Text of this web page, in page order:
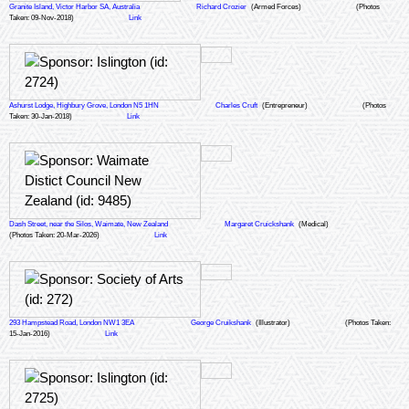
Granite Island, Victor Harbor SA, Australia Richard Crozier (Armed Forces)
(Photos
Taken: 09-Nov-2018)
Link
Ashurst Lodge, Highbury Grove, London N5 1HN Charles Cruft (Entrepreneur)
(Photos
Taken: 30-Jan-2018)
Link
Dash Street, near the Silos, Waimate, New Zealand Margaret Cruickshank (Medical)
(Photos Taken: 20-Mar-2026)
Link
293 Hampstead Road, London NW1 3EA George Cruikshank (Illustrator)
(Photos Taken:
15-Jan-2016)
Link